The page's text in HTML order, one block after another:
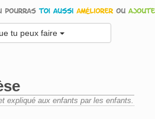
tu peux faire
expliqué aux enfants par les enfants.